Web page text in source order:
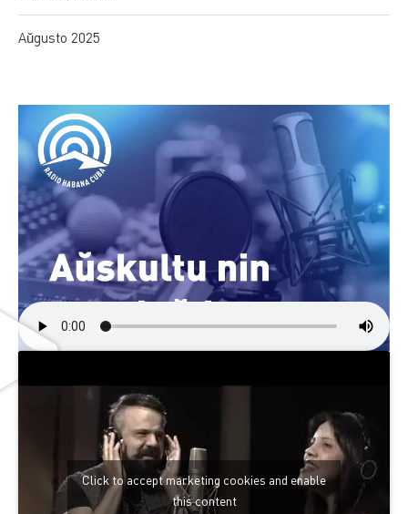
Aŭgusto 2025
Click to accept marketing cookies and enable
this content